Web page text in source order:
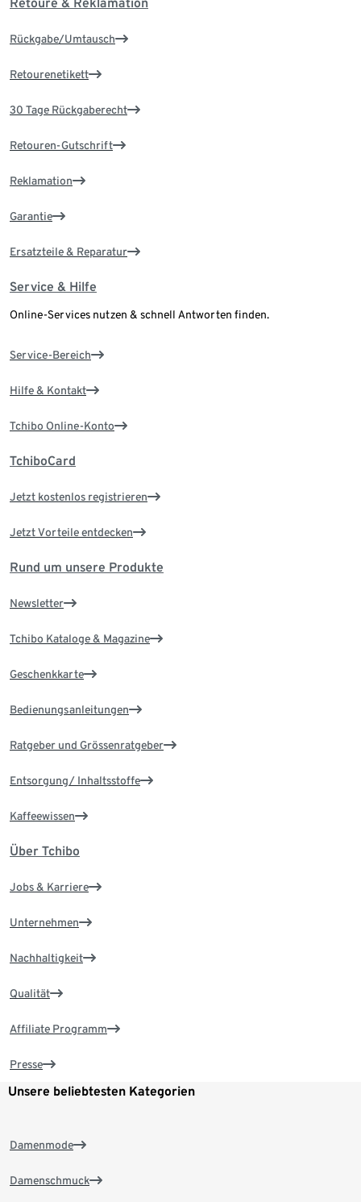
Rückgabe/Umtausch
Retourenetikett
30 Tage Rückgaberecht
Retouren-Gutschrift
Reklamation
Garantie
Ersatzteile & Reparatur
Service & Hilfe
Online-Services nutzen & schnell Antworten finden.
Service-Bereich
Hilfe & Kontakt
Tchibo Online-Konto
TchiboCard
Jetzt kostenlos registrieren
Jetzt Vorteile entdecken
Rund um unsere Produkte
Newsletter
Tchibo Kataloge & Magazine
Geschenkkarte
Bedienungsanleitungen
Ratgeber und Grössenratgeber
Entsorgung/ Inhaltsstoffe
Kaffeewissen
Über Tchibo
Jobs & Karriere
Unternehmen
Nachhaltigkeit
Qualität
Affiliate Programm
Presse
Unsere beliebtesten Kategorien
Damenmode
Damenschmuck